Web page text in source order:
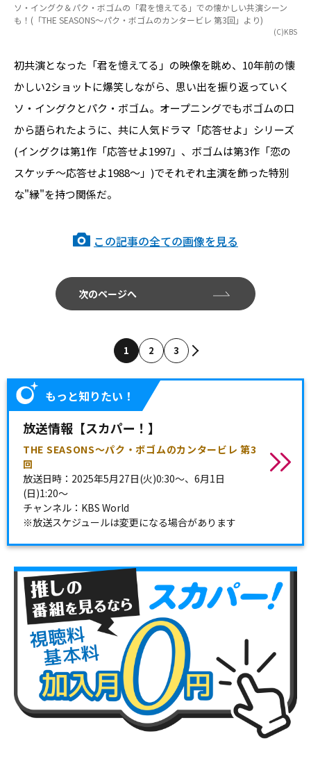
ソ・イングク＆パク・ボゴムの「君を憶えてる」での懐かしい共演シーン
も！(「THE SEASONS～パク・ボゴムのカンタービレ 第3回」より)
(C)KBS
初共演となった「君を憶えてる」の映像を眺め、10年前の懐
かしい2ショットに爆笑しながら、思い出を振り返っていく
ソ・イングクとパク・ボゴム。オープニングでもボゴムの口
から語られたように、共に人気ドラマ「応答せよ」シリーズ
(イングクは第1作「応答せよ1997」、ボゴムは第3作「恋の
スケッチ〜応答せよ1988〜」)でそれぞれ主演を飾った特別
な"縁"を持つ関係だ。
この記事の全ての画像を見る
次のページへ
1 2 3
もっと知りたい！
放送情報【スカパー！】
THE SEASONS～パク・ボゴムのカンタービレ 第3
回
放送日時：2025年5月27日(火)0:30～、6月1日
(日)1:20～
チャンネル：KBS World
※放送スケジュールは変更になる場合があります